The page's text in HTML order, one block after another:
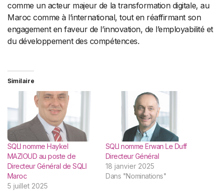
comme un acteur majeur de la transformation digitale, au
Maroc comme à l’international, tout en réaffirmant son
engagement en faveur de l’innovation, de l’employabilité et
du développement des compétences.
Similaire
SQLI nomme Haykel
MAZIOUD au poste de
Directeur Général de SQLI
Maroc
5 juillet 2025
SQLI nomme Erwan Le Duff
Directeur Général
18 janvier 2025
Dans "Nominations"